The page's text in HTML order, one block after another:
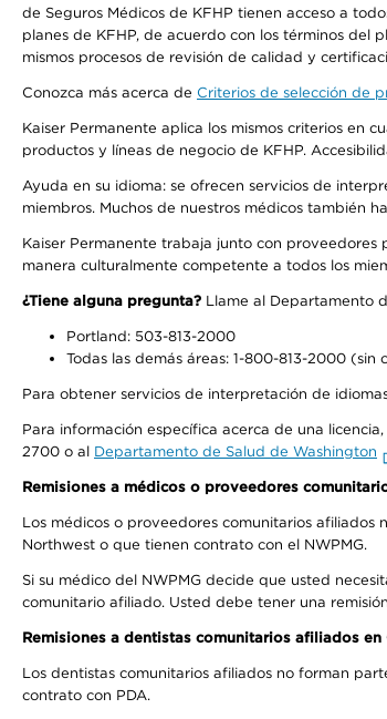
de Seguros Médicos de KFHP tienen acceso a
planes de KFHP, de acuerdo con los términos del
mismos procesos de revisión de calidad y
Conozca más acerca de Criterios de selección de
Kaiser Permanente aplica los mismos criterios en
productos y líneas de negocio de KFHP.
Ayuda en su idioma: se ofrecen servicios de
miembros. Muchos de nuestros médicos también
Kaiser Permanente trabaja junto con proveedores
manera culturalmente competente a todos los
¿Tiene alguna pregunta? Llame al Departamento
Portland: 503-813-2000
Todas las demás áreas: 1-800-813-2000 (sin
Para obtener servicios de interpretación de
Para información específica acerca de una
2700 o al Departamento de Salud de Washington
Remisiones a médicos o proveedores
Los médicos o proveedores comunitarios
Northwest o que tienen contrato con el NWPMG.
Si su médico del NWPMG decide que usted
comunitario afiliado. Usted debe tener una
Remisiones a dentistas comunitarios afiliados
Los dentistas comunitarios afiliados no forman
contrato con PDA.